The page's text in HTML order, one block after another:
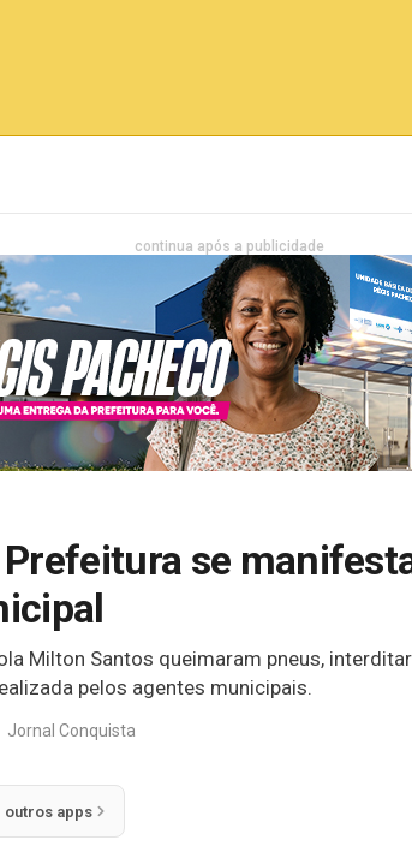
continua após a publicidade
se
Milton Santos queimaram pneus,
pelos agentes municipais.
Jornal Conquista
outros apps